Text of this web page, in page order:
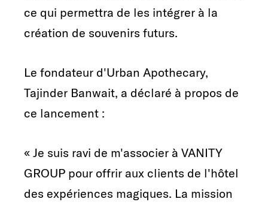
ce qui permettra de les intégrer à la
création de souvenirs futurs.
Le fondateur d'Urban Apothecary,
Tajinder Banwait, a déclaré à propos de
ce lancement :
« Je suis ravi de m'associer à VANITY
GROUP pour offrir aux clients de l'hôtel
des expériences magiques. La mission